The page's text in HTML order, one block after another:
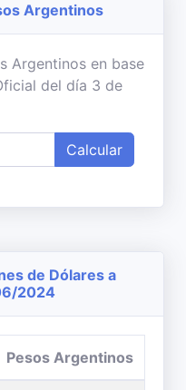
Argentinos
Argentinos en base
del día 3 de
Calcular
de Dólares a
2024
Pesos Argentinos